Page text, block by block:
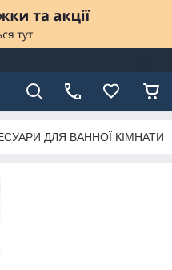
ДЛЯ ВАННОЇ КІМНАТИ